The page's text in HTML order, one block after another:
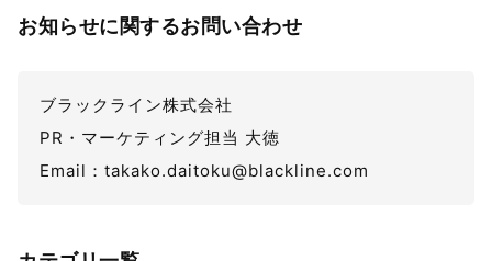
お知らせに関するお問い合わせ
ブラックライン株式会社
PR・マーケティング担当 大徳
Email：takako.daitoku@blackline.com